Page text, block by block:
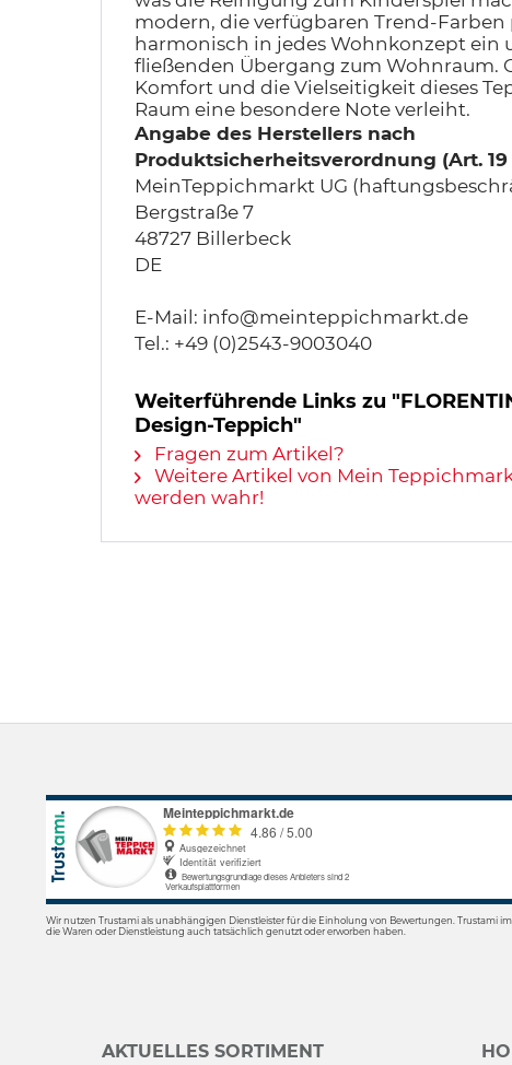
modern, die verfügbaren Trend-Farben
harmonisch in jedes Wohnkonzept ein
fließenden Übergang zum Wohnraum.
Komfort und die Vielseitigkeit dieses
Raum eine besondere Note verleiht.
Angabe des Herstellers nach
Produktsicherheitsverordnung (Art. 19
MeinTeppichmarkt UG
Bergstraße 7
48727 Billerbeck
DE
E-Mail: info@meinteppichmarkt.de
Tel.: +49 (0)2543-9003040
Weiterführende Links zu
Design-Teppich"
Fragen zum Artikel?
Weitere Artikel von Mein
werden wahr!
Wir nutzen Trustami als unabhängigen Dienstleister für die Einholung von Bewertungen. Trustami
die Waren oder Dienstleistung auch tatsächlich genutzt oder erworben haben.
AKTUELLES SORTIMENT